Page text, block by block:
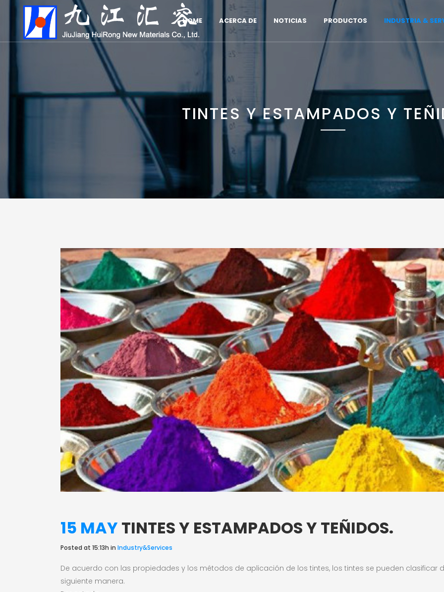
HOME ACERCA DE NOTICIAS PRODUCTOS INDUSTRIA &
TINTES Y ESTAMPADOS Y
15 MAYTINTES Y ESTAMPADOS Y TEÑIDOS.
Posted at 15:13h in Industry&Services
De acuerdo con las propiedades y los métodos de aplicación de los tintes, los tintes se pueden clasificar
siguiente manera.